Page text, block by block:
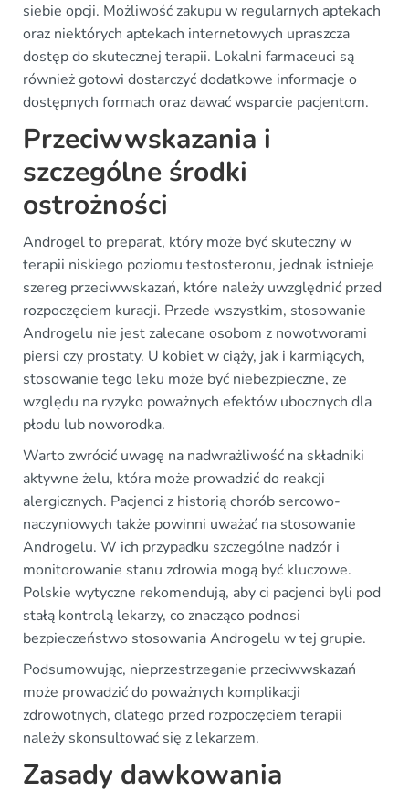
siebie opcji. Możliwość zakupu w regularnych aptekach
oraz niektórych aptekach internetowych upraszcza
dostęp do skutecznej terapii. Lokalni farmaceuci są
również gotowi dostarczyć dodatkowe informacje o
dostępnych formach oraz dawać wsparcie pacjentom.
Przeciwwskazania i
szczególne środki
ostrożności
Androgel to preparat, który może być skuteczny w
terapii niskiego poziomu testosteronu, jednak istnieje
szereg przeciwwskazań, które należy uwzględnić przed
rozpoczęciem kuracji. Przede wszystkim, stosowanie
Androgelu nie jest zalecane osobom z nowotworami
piersi czy prostaty. U kobiet w ciąży, jak i karmiących,
stosowanie tego leku może być niebezpieczne, ze
względu na ryzyko poważnych efektów ubocznych dla
płodu lub noworodka.
Warto zwrócić uwagę na nadwrażliwość na składniki
aktywne żelu, która może prowadzić do reakcji
alergicznych. Pacjenci z historią chorób sercowo-
naczyniowych także powinni uważać na stosowanie
Androgelu. W ich przypadku szczególne nadzór i
monitorowanie stanu zdrowia mogą być kluczowe.
Polskie wytyczne rekomendują, aby ci pacjenci byli pod
stałą kontrolą lekarzy, co znacząco podnosi
bezpieczeństwo stosowania Androgelu w tej grupie.
Podsumowując, nieprzestrzeganie przeciwwskazań
może prowadzić do poważnych komplikacji
zdrowotnych, dlatego przed rozpoczęciem terapii
należy skonsultować się z lekarzem.
Zasady dawkowania